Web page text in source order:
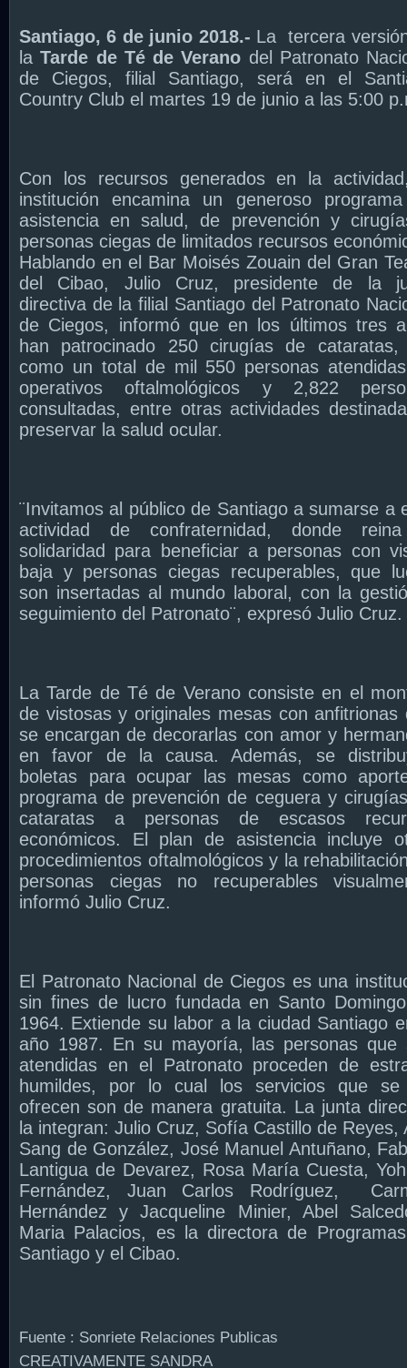
Santiago, 6 de junio 2018.- La tercera
laTarde de Té de Verano del Patronato
de Ciegos, filial Santiago, será en el
Country Club el martes 19 de junio a las 5:00
Con los recursos generados en la
institución encamina un generoso
asistencia en salud, de prevención y
personas ciegas de limitados recursos
Hablando en el Bar Moisés Zouain del Gran
del Cibao, Julio Cruz, presidente de la
directiva de la filial Santiago del Patronato
de Ciegos, informó que en los últimos tres
han patrocinado 250 cirugías de
como un total de mil 550 personas
operativos oftalmológicos y 2,822
consultadas, entre otras actividades
preservar la salud ocular.
¨Invitamos al público de Santiago a sumarse a
actividad de confraternidad, donde
solidaridad para beneficiar a personas con
baja y personas ciegas recuperables, que
son insertadas al mundo laboral, con la
seguimiento del Patronato¨, expresó Julio Cruz.
La Tarde de Té de Verano consiste en el
de vistosas y originales mesas con anfitrionas
se encargan de decorarlas con amor y
en favor de la causa. Además, se
boletas para ocupar las mesas como
programa de prevención de ceguera y
cataratas a personas de escasos
económicos. El plan de asistencia incluye
procedimientos oftalmológicos y la
personas ciegas no recuperables
informó Julio Cruz.
El Patronato Nacional de Ciegos es una
sin fines de lucro fundada en Santo
1964. Extiende su labor a la ciudad Santiago
año 1987. En su mayoría, las personas que
atendidas en el Patronato proceden de
humildes, por lo cual los servicios que se
ofrecen son de manera gratuita. La junta
la integran: Julio Cruz, Sofía Castillo de Reyes,
Sang de González, José Manuel Antuñano,
Lantigua de Devarez, Rosa María Cuesta,
Fernández, Juan Carlos Rodríguez,
Hernández y Jacqueline Minier, Abel
Maria Palacios, es la directora de
Santiago y el Cibao.
Fuente : Sonriete Relaciones Publicas
CREATIVAMENTE SANDRA